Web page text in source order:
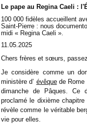
Le pape au Regina Caeli :
100 000 fidèles accueillent
Saint-Pierre : nous
midi « Regina Caeli ».
11.05.2025
Chers frères et sœurs,
Je considère comme un
ministère d’ évêquede Rome
dimanche de Pâques. Ce
proclamé le dixième chapitre
révèle comme le véritable
vie pour elles.